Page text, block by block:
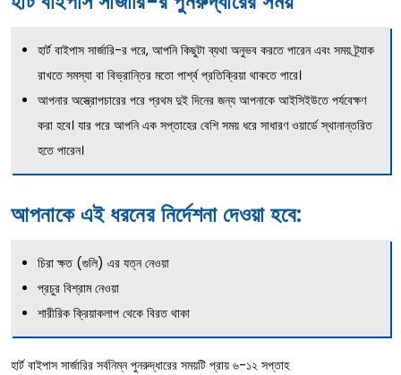
হার্ট বাইপাস সার্জারি-র পরে, আপনি কিছুটা ব্যথা অনুভব করতে পারেন এবং সময় ট্র্যাক
রাখতে সমস্যা বা বিভ্রান্তির মতো পার্শ্ব প্রতিক্রিয়া থাকতে পারে।
আপনার অস্ত্রোপচারের পরে প্রথম দুই দিনের জন্য আপনাকে আইসিইউতে পর্যবেক্ষণ
করা হবে। যার পরে আপনি এক সপ্তাহের বেশি সময় ধরে সাধারণ ওয়ার্ডে স্থানান্তরিত
হতে পারেন।
আপনাকে এই ধরনের নির্দেশনা দেওয়া হবে:
চিরা ক্ষত (গুলি) এর যত্ন নেওয়া
প্রচুর বিশ্রাম নেওয়া
শারীরিক ক্রিয়াকলাপ থেকে বিরত থাকা
হার্ট বাইপাস সার্জারির সর্বনিম্ন পুনরুদ্ধারের সময়টি প্রায় ৬-১২ সপ্তাহ